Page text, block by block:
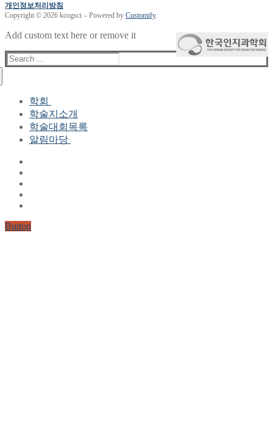
개인정보처리방침
Copyright © 2026 kcogsci – Powered by Customify.
Add custom text here or remove it
Search
for:
학회
학회장 인사말
현 임원진
역대 임원진
학술지소개
학술대회목록
알림마당
Button